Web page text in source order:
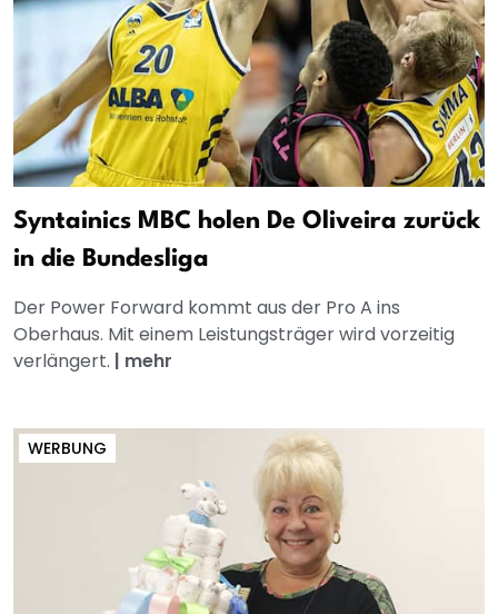
Syntainics MBC holen De Oliveira zurück
in die Bundesliga
Der Power Forward kommt aus der Pro A ins
Oberhaus. Mit einem Leistungsträger wird vorzeitig
verlängert. | mehr
WERBUNG